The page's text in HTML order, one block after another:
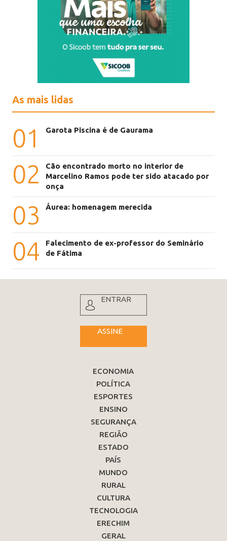
As mais lidas
01 Garota Piscina é de Gaurama
02
Cão encontrado morto no interior de
Marcelino Ramos pode ter sido atacado por
onça
03 Áurea: homenagem merecida
04
Falecimento de ex-professor do Seminário
de Fátima
ENTRAR
ASSINE
ECONOMIA
POLÍTICA
ESPORTES
ENSINO
SEGURANÇA
REGIÃO
ESTADO
PAÍS
MUNDO
RURAL
CULTURA
TECNOLOGIA
ERECHIM
GERAL